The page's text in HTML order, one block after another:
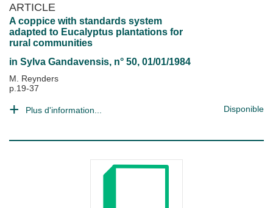
ARTICLE
A coppice with standards system
adapted to Eucalyptus plantations for
rural communities
in Sylva Gandavensis, n° 50, 01/01/1984
M. Reynders
p.19-37
Plus d'information... Disponible